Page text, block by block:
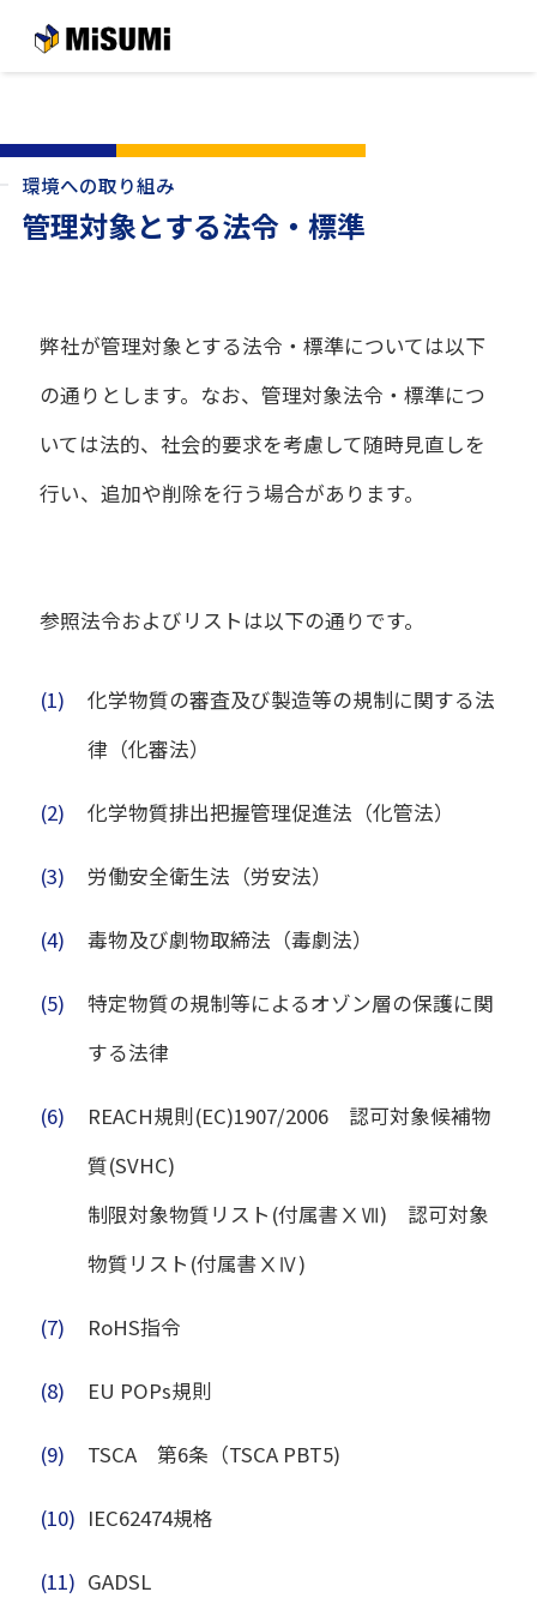
メインコンテンツへスキップする
環境への取り組み
管理対象とする法令・標準
弊社が管理対象とする法令・標準については以下
の通りとします。なお、管理対象法令・標準につ
いては法的、社会的要求を考慮して随時見直しを
行い、追加や削除を行う場合があります。
参照法令およびリストは以下の通りです。
(1)
化学物質の審査及び製造等の規制に関する法
律（化審法）
(2) 化学物質排出把握管理促進法（化管法）
(3) 労働安全衛生法（労安法）
(4) 毒物及び劇物取締法（毒劇法）
(5)
特定物質の規制等によるオゾン層の保護に関
する法律
(6)
REACH規則(EC)1907/2006 認可対象候補物
質(SVHC)
制限対象物質リスト(付属書ⅩⅦ) 認可対象
物質リスト(付属書ⅩⅣ)
(7) RoHS指令
(8) EU POPs規則
(9) TSCA 第6条（TSCA PBT5)
(10) IEC62474規格
(11) GADSL